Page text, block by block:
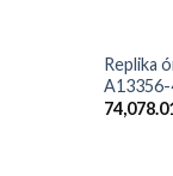
Replika
A13356-